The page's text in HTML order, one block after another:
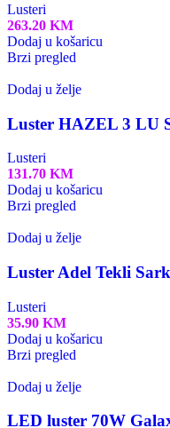
Lusteri
263.20 KM
Dodaj u košaricu
Brzi pregled
Dodaj u želje
Luster HAZEL 3 LU
Lusteri
131.70 KM
Dodaj u košaricu
Brzi pregled
Dodaj u želje
Luster Adel Tekli
Lusteri
35.90 KM
Dodaj u košaricu
Brzi pregled
Dodaj u želje
LED luster 70W